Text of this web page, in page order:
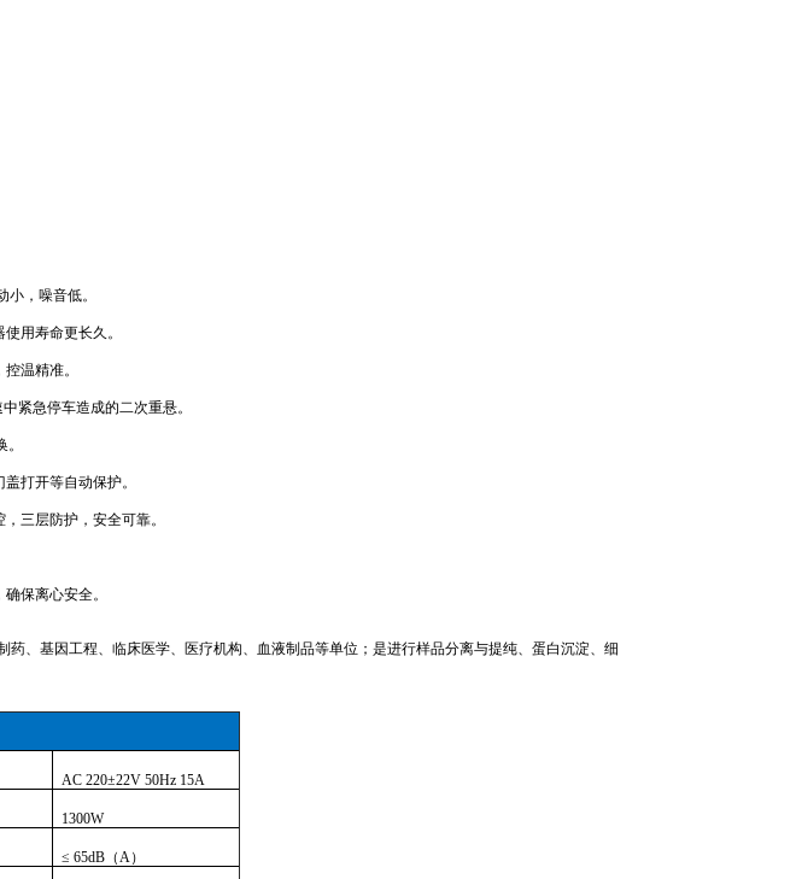
小，噪音低。
用寿命更长久。
温精准。
紧急停车造成的二次重悬。
。
盖打开等自动保护。
三层防护，安全可靠。
保离心安全。
药、 基因工程、临床医学、 医疗机构、血液制 品等单位；是进行样品分离与提纯、蛋白沉淀、细
AC 220±22V 50Hz 15A
1300W
≤ 65dB（A）